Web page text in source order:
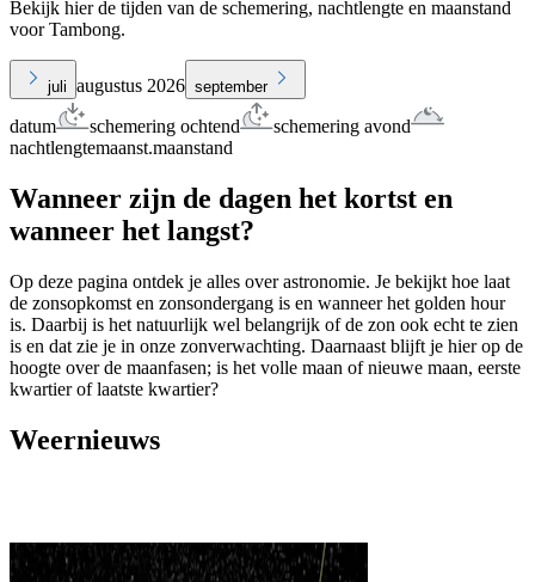
Bekijk hier de tijden van de schemering, nachtlengte en maanstand
voor Tambong.
juli augustus 2026 september
datum schemering ochtend
schemering avond
nachtlengtemaanst.maanstand
Wanneer zijn de dagen het kortst en
wanneer het langst?
Op deze pagina ontdek je alles over astronomie. Je bekijkt hoe laat
de zonsopkomst en zonsondergang is en wanneer het golden hour
is. Daarbij is het natuurlijk wel belangrijk of de zon ook echt te zien
is en dat zie je in onze zonverwachting. Daarnaast blijft je hier op de
hoogte over de maanfasen; is het volle maan of nieuwe maan, eerste
kwartier of laatste kwartier?
Weernieuws